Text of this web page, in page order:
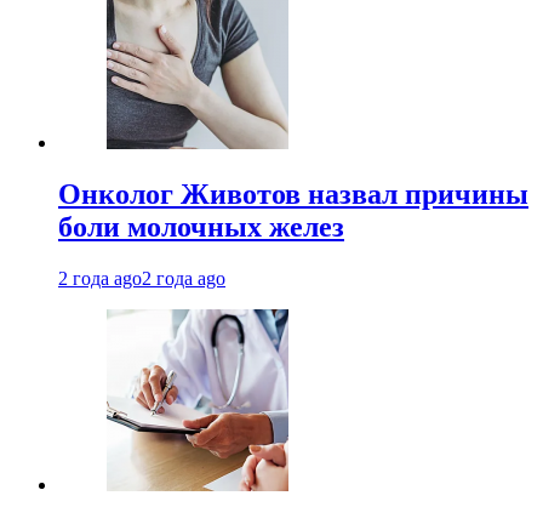
Онколог Животов назвал причины
боли молочных желез
2 года ago2 года ago